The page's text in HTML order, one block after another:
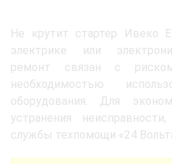
Не крутит стартер Ивеко
электрике или
ремонт связан с
необходимостью
оборудования. Для
устранения
службы техпомощи «24